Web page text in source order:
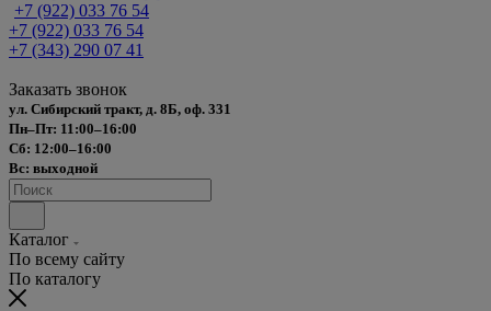
+7 (922) 033 76 54
+7 (922) 033 76 54
+7 (343) 290 07 41
Заказать звонок
ул. Сибирский тракт, д. 8Б, оф. 331
Пн–Пт: 11:00–16:00
Сб: 12:00–16:00
Вс: выходной
Каталог
По всему сайту
По каталогу